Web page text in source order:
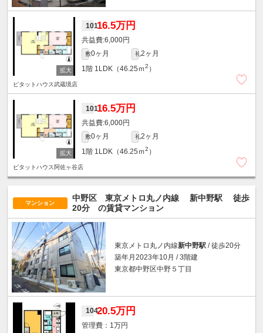
10116.5万円
6,000円
敷0ヶ月 礼2ヶ月
1階 1LDK（46.25ｍ2 ）
ピタットハウス武蔵境店
10116.5万円
6,000円
敷0ヶ月 礼2ヶ月
1階 1LDK（46.25ｍ2 ）
ピタットハウス阿佐ヶ谷店
マンション
中野区 東京メトロ丸ノ内線 新中野駅
徒歩
20分 の賃貸マンション
東京メトロ丸ノ内線新中野駅 / 徒歩20分
築年月2023年10月 / 3階建
東京都中野区中野５丁目
10420.5万円
1万円